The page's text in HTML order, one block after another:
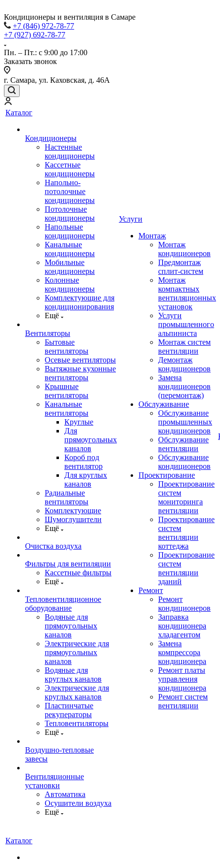
Кондиционеры и вентиляция в Самаре
+7 (846) 972-78-77
+7 (927) 692-78-77
Пн. – Пт.: с 9:00 до 17:00
Заказать звонок
г. Самара, ул. Каховская, д. 46А
Каталог
Кондиционеры
Настенные
кондиционеры
Кассетные
кондиционеры
Напольно-
потолочные
кондиционеры
Потолочные
кондиционеры
Напольные
кондиционеры
Канальные
кондиционеры
Мобильные
кондиционеры
Колонные
кондиционеры
Комплектующие для
кондиционирования
Ещё
Вентиляторы
Бытовые
вентиляторы
Осевые вентиляторы
Вытяжные кухонные
вентиляторы
Крышные
вентиляторы
Канальные
вентиляторы
Круглые
Для
прямоугольных
каналов
Короб под
вентилятор
Для круглых
каналов
Радиальные
вентиляторы
Комплектующие
Шумоглушители
Ещё
Очистка воздуха
Фильтры для вентиляции
Кассетные фильтры
Ещё
Тепловентиляционное
оборудование
Водяные для
прямоугольных
каналов
Электрические для
прямоугольных
каналов
Водяные для
круглых каналов
Электрические для
круглых каналов
Пластинчатые
рекуператоры
Тепловентиляторы
Ещё
Воздушно-тепловые
завесы
Вентиляционные
установки
Автоматика
Осушители воздуха
Ещё
Услуги
Монтаж
Монтаж
кондиционеров
Предмонтаж
сплит-систем
Монтаж
компактных
вентиляционных
установок
Услуги
промышленного
альпиниста
Монтаж систем
вентиляции
Демонтаж
кондиционеров
Замена
кондиционеров
(перемонтаж)
Обслуживание
Обслуживание
промышленных
кондиционеров
Обслуживание
вентиляции
Обслуживание
кондиционеров
Проектирование
Проектирование
систем
мониторинга
вентиляции
Проектирование
систем
вентиляции
коттеджа
Проектирование
систем
вентиляции
зданий
Ремонт
Ремонт
кондиционеров
Заправка
кондиционера
хладагентом
Замена
компрессора
кондиционера
Ремонт платы
управления
кондиционера
Ремонт систем
вентиляции
Каталог